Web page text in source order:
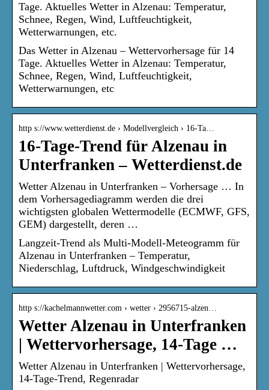
Tage. Aktuelles Wetter in Alzenau: Temperatur,
Schnee, Regen, Wind, Luftfeuchtigkeit,
Wetterwarnungen, etc.
Das Wetter in Alzenau – Wettervorhersage für 14
Tage. Aktuelles Wetter in Alzenau: Temperatur,
Schnee, Regen, Wind, Luftfeuchtigkeit,
Wetterwarnungen, etc
http s://www.wetterdienst.de › Modellvergleich › 16-Ta…
16-Tage-Trend für Alzenau in
Unterfranken – Wetterdienst.de
Wetter Alzenau in Unterfranken – Vorhersage … In
dem Vorhersagediagramm werden die drei
wichtigsten globalen Wettermodelle (ECMWF, GFS,
GEM) dargestellt, deren …
Langzeit-Trend als Multi-Modell-Meteogramm für
Alzenau in Unterfranken – Temperatur,
Niederschlag, Luftdruck, Windgeschwindigkeit
http s://kachelmannwetter.com › wetter › 2956715-alzen…
Wetter Alzenau in Unterfranken
| Wettervorhersage, 14-Tage …
Wetter Alzenau in Unterfranken | Wettervorhersage,
14-Tage-Trend, Regenradar